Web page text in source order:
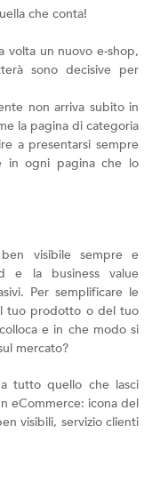
che conta!
volta un nuovo e-shop,
sono decisive per
non arriva subito in
la pagina di categoria
a presentarsi sempre
in ogni pagina che lo
visibile sempre e
e la business value
Per semplificare le
tuo prodotto o del tuo
e in che modo si
mercato?
tutto quello che lasci
eCommerce: icona del
visibili, servizio clienti